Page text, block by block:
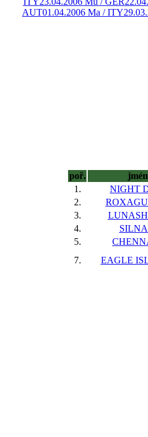
AUT01.04.2006 Ma / ITY
poř.
1.
NIGHT
2.
3.
4.
5.
7.
EAGLE